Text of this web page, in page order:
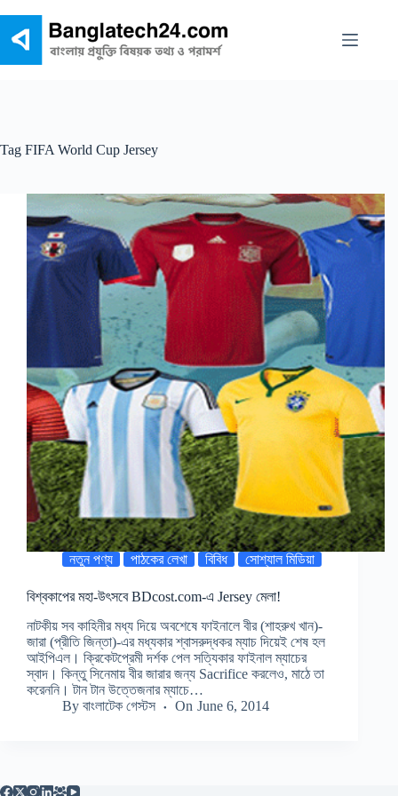
content
Tag FIFA World Cup Jersey
নতুন পণ্য পাঠকের লেখা বিবিধ সোশ্যাল মিডিয়া
বিশ্বকাপের মহা-উৎসবে BDcost.com-এ Jersey মেলা!
নাটকীয় সব কাহিনীর মধ্য দিয়ে অবশেষে ফাইনালে বীর (শাহরুখ খান)-
জারা (প্রীতি জিন্তা)-এর মধ্যকার শ্বাসরুদ্ধকর ম্যাচ দিয়েই শেষ হল
আইপিএল। ক্রিকেটপ্রেমী দর্শক পেল সত্যিকার ফাইনাল ম্যাচের
স্বাদ। কিন্তু সিনেমায় বীর জারার জন্য Sacrifice করলেও, মাঠে তা
করেননি। টান টান উত্তেজনার ম্যাচে…
By বাংলাটেক গেস্টস On June 6, 2014